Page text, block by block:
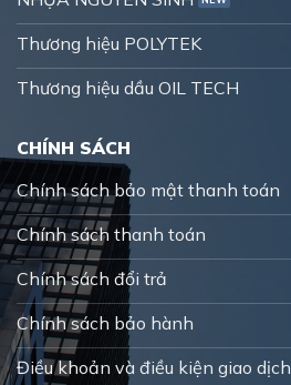
Thương hiệu POLYTEK
Thương hiệu dầu OIL TECH
CHÍNH SÁCH
Chính sách bảo mật thanh toán
Chính sách thanh toán
Chính sách đổi trả
Chính sách bảo hành
Điều khoản và điều kiện giao dịch